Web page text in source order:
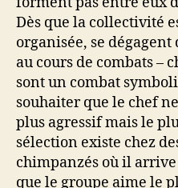
Dès que la collectivité
organisée, se
au cours de combats –
sont un combat
souhaiter que le chef
plus agressif mais le
sélection existe chez
chimpanzés où il
que le groupe aime le